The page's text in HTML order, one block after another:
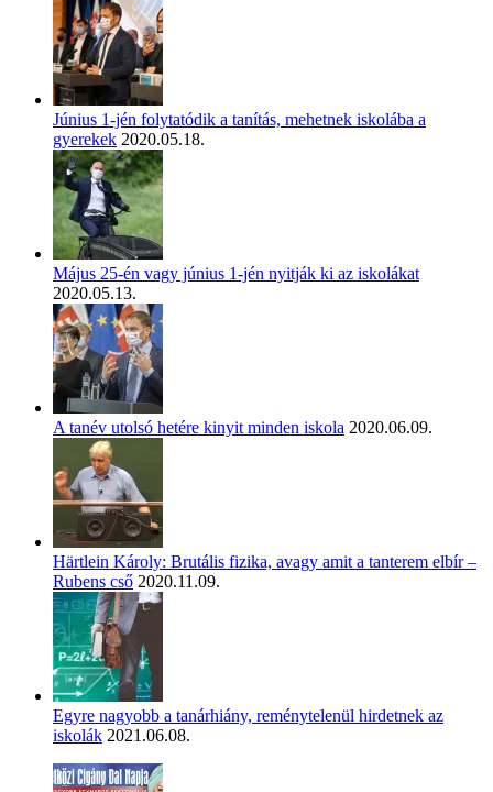
Június 1-jén folytatódik a tanítás, mehetnek iskolába a
gyerekek 2020.05.18.
Május 25-én vagy június 1-jén nyitják ki az iskolákat
2020.05.13.
A tanév utolsó hetére kinyit minden iskola 2020.06.09.
Härtlein Károly: Brutális fizika, avagy amit a tanterem elbír –
Rubens cső 2020.11.09.
Egyre nagyobb a tanárhiány, reménytelenül hirdetnek az
iskolák 2021.06.08.